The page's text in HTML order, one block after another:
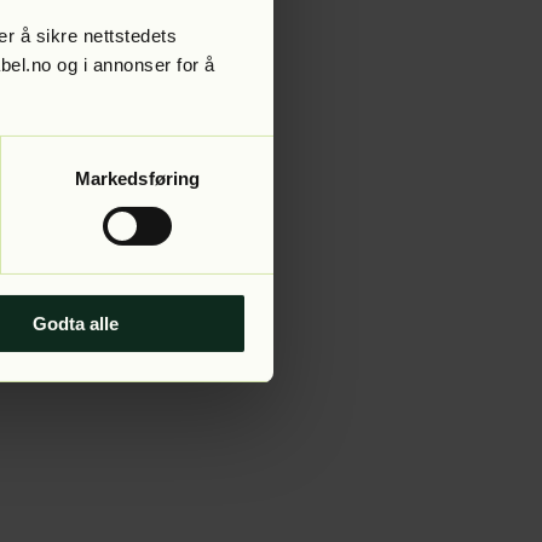
å sikre nettstedets
og i annonser for å
Markedsføring
Godta alle